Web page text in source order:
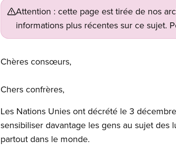
Attention : cette page est tirée de nos
informations plus récentes sur ce sujet.
Open image in modal
Chères consœurs,
Chers confrères,
Les Nations Unies ont décrété le 3
sensibiliser davantage les gens au sujet
partout dans le monde.